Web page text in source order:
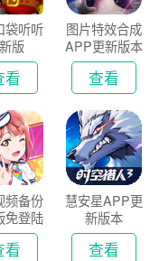
袋听听
版
看
图片特效合成
APP更新版本
2026
查看
频备份
免登陆
版
看
慧安星APP更
新版本
查看